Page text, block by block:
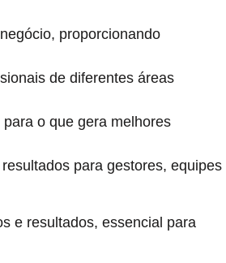
proporcionando
de diferentes áreas
o que gera melhores
para gestores, equipes
e resultados, essencial para